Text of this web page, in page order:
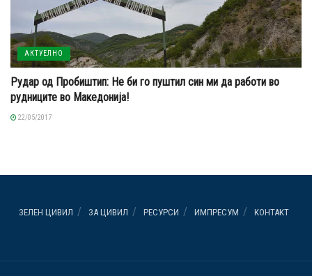
АКТУЕЛНО
Рудар од Пробиштип: Не би го пуштил син ми да работи во
рудниците во Македонија!
22/05/2017
ЗЕЛЕН ЦИВИЛ ЗА ЦИВИЛ РЕСУРСИ ИМПРЕСУМ КОНТАКТ